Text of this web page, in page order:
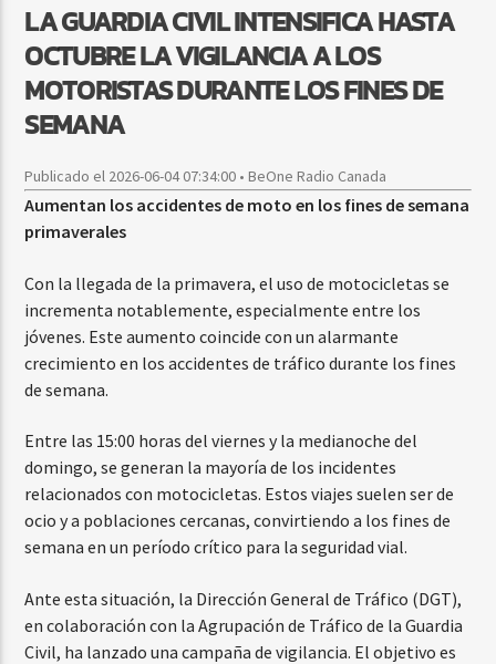
LA GUARDIA CIVIL INTENSIFICA HASTA
OCTUBRE LA VIGILANCIA A LOS
MOTORISTAS DURANTE LOS FINES DE
SEMANA
Publicado el 2026-06-04 07:34:00 • BeOne Radio Canada
Aumentan los accidentes de moto en los fines de semana
primaverales
Con la llegada de la primavera, el uso de motocicletas se
incrementa notablemente, especialmente entre los
jóvenes. Este aumento coincide con un alarmante
crecimiento en los accidentes de tráfico durante los fines
de semana.
Entre las 15:00 horas del viernes y la medianoche del
domingo, se generan la mayoría de los incidentes
relacionados con motocicletas. Estos viajes suelen ser de
ocio y a poblaciones cercanas, convirtiendo a los fines de
semana en un período crítico para la seguridad vial.
Ante esta situación, la Dirección General de Tráfico (DGT),
en colaboración con la Agrupación de Tráfico de la Guardia
Civil, ha lanzado una campaña de vigilancia. El objetivo es